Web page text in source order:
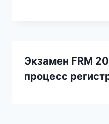
Экзамен FRM
процесс